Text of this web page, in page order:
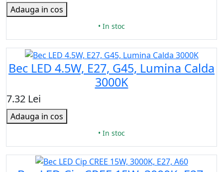
Adauga in cos
• In stoc
Bec LED 4.5W, E27, G45, Lumina Calda
3000K
7.32 Lei
Adauga in cos
• In stoc